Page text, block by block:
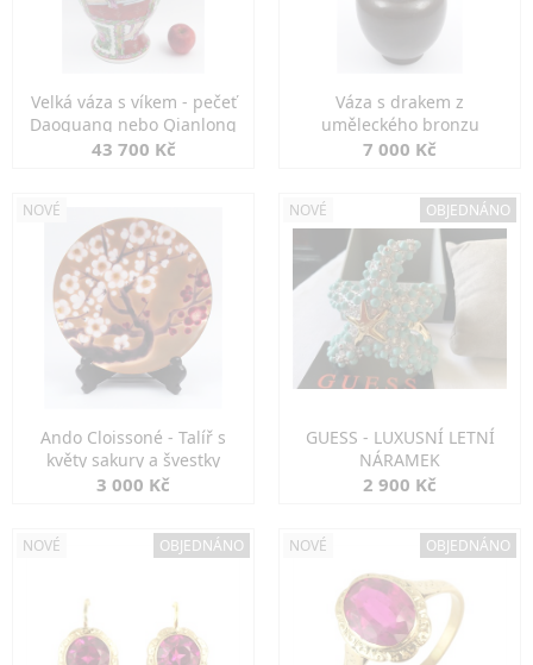
Velká váza s víkem - pečeť
Daoguang nebo Qianlong
43 700 Kč
Váza s drakem z
uměleckého bronzu
7 000 Kč
NOVÉ
Ando Cloissoné - Talíř s
květy sakury a švestky
3 000 Kč
NOVÉ OBJEDNÁNO
GUESS - LUXUSNÍ LETNÍ
NÁRAMEK
2 900 Kč
NOVÉ OBJEDNÁNO NOVÉ OBJEDNÁNO